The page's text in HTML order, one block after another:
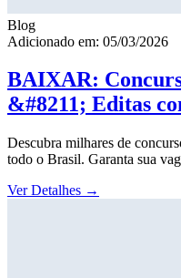
Blog
Adicionado em: 05/03/2026
BAIXAR:
&#8211; Editas
Descubra milhares de
todo o Brasil. Garanta sua
Ver Detalhes →